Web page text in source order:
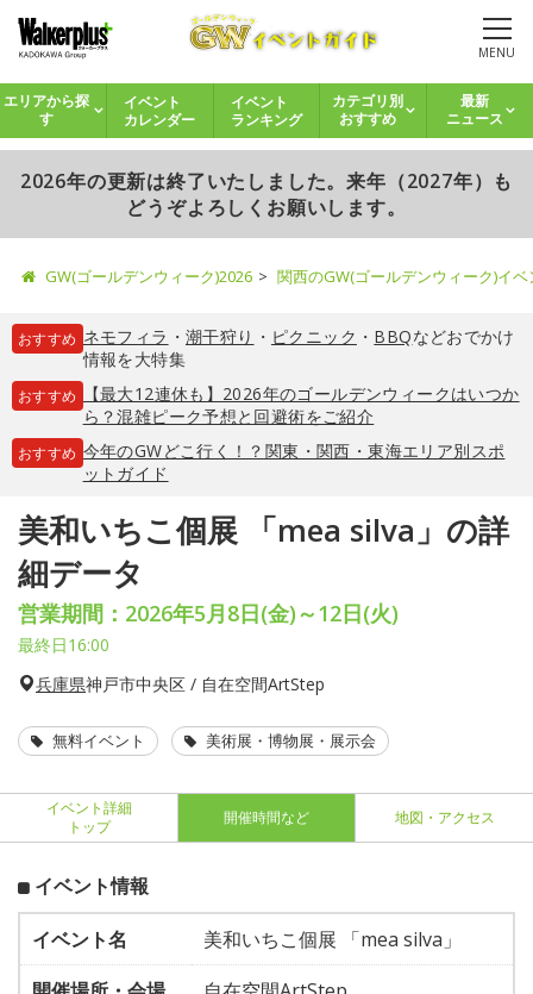
MENU
エリアから探
す
イベント
カレンダー
イベント
ランキング
カテゴリ別
おすすめ
最新
ニュース
2026年の更新は終了いたしました。来年（2027年）も
どうぞよろしくお願いします。
GW(ゴールデンウィーク)2026 関西のGW(ゴールデンウィーク)イ
おすすめ ネモフィラ ・ 潮干狩り ・ ピクニック ・ BBQなどおでかけ
情報を大特集
おすすめ
【最大12連休も】2026年のゴールデンウィークはいつか
ら？混雑ピーク予想と回避術をご紹介
おすすめ 今年のGWどこ行く！？関東・関西・東海エリア別スポ
ットガイド
美和いちこ個展 「mea silva」の詳
細データ
営業期間：2026年5月8日(金)～12日(火)
最終日16:00
兵庫県神戸市中央区 / 自在空間ArtStep
無料イベント 美術展・博物展・展示会
イベント詳細
トップ
開催時間など 地図・アクセス
イベント情報
イベント名
美和いちこ個展 「mea silva」